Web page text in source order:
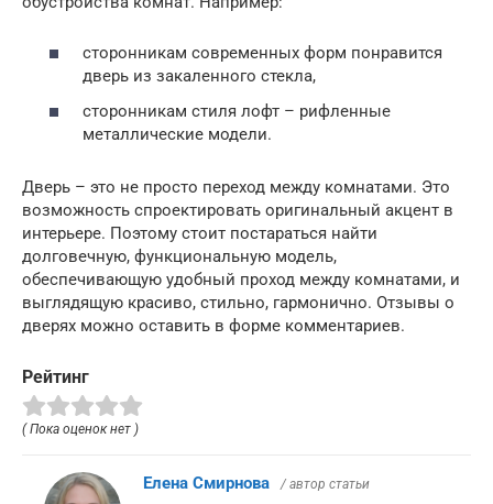
сторонникам современных форм понравится
дверь из закаленного стекла,
сторонникам стиля лофт – рифленные
металлические модели.
Дверь – это не просто переход между комнатами. Это
возможность спроектировать оригинальный акцент в
интерьере. Поэтому стоит постараться найти
долговечную, функциональную модель,
обеспечивающую удобный проход между комнатами, и
выглядящую красиво, стильно, гармонично. Отзывы о
дверях можно оставить в форме комментариев.
Рейтинг
( Пока оценок нет )
Елена Смирнова / автор статьи